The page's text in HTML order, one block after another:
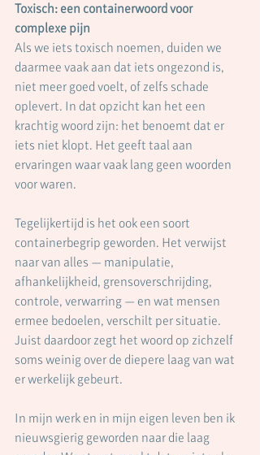
Toxisch: een containerwoord voor
complexe pijn
Als we iets toxisch noemen, duiden we
daarmee vaak aan dat iets ongezond is,
niet meer goed voelt, of zelfs schade
oplevert. In dat opzicht kan het een
krachtig woord zijn: het benoemt dat er
iets niet klopt. Het geeft taal aan
ervaringen waar vaak lang geen woorden
voor waren.
Tegelijkertijd is het ook een soort
containerbegrip geworden. Het verwijst
naar van alles — manipulatie,
afhankelijkheid, grensoverschrijding,
controle, verwarring — en wat mensen
ermee bedoelen, verschilt per situatie.
Juist daardoor zegt het woord op zichzelf
soms weinig over de diepere laag van wat
er werkelijk gebeurt.
In mijn werk en in mijn eigen leven ben ik
nieuwsgierig geworden naar die laag